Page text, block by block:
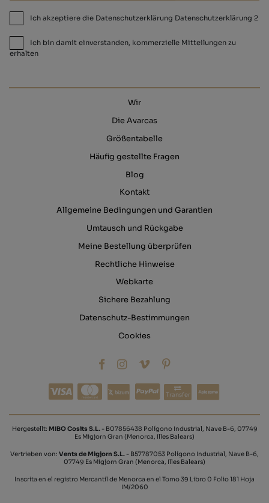
Ich akzeptiere die Datenschutzerklärung Datenschutzerklärung 2
Ich bin damit einverstanden, kommerzielle Mitteilungen zu
erhalten
Wir
Die Avarcas
Größentabelle
Häufig gestellte Fragen
Blog
Kontakt
Allgemeine Bedingungen und Garantien
Umtausch und Rückgabe
Meine Bestellung überprüfen
Rechtliche Hinweise
Webkarte
Sichere Bezahlung
Datenschutz-Bestimmungen
Cookies
Transfer
Hergestellt: MIBO Cosits S.L.- B07856438 Polígono Industrial, Nave B-6, 07749
Es Migjorn Gran (Menorca, Illes Balears)
Vertrieben von: Vents de Migjorn S.L. - B57787053 Polígono Industrial, Nave B-6,
07749 Es Migjorn Gran (Menorca, Illes Balears)
Inscrita en el registro Mercantil de Menorca en el Tomo 39 Libro 0 Folio 181 Hoja
IM/2060